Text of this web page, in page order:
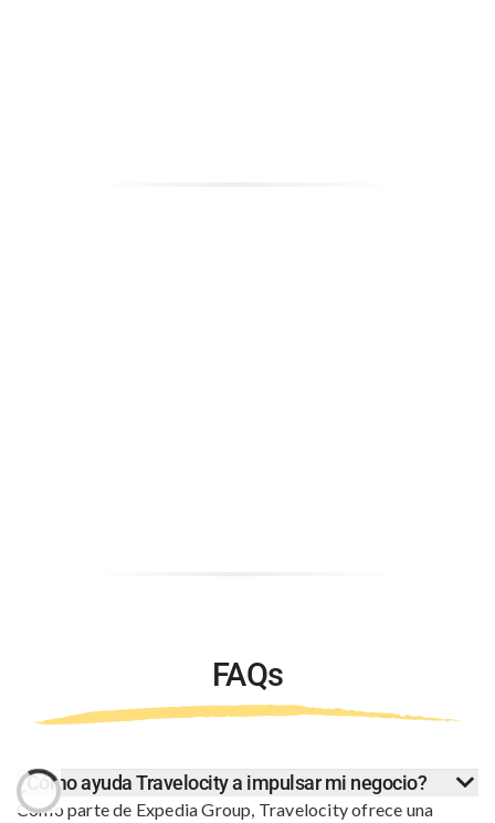
FAQs
¿Cómo ayuda Travelocity a impulsar mi negocio?
Como parte de Expedia Group, Travelocity ofrece una